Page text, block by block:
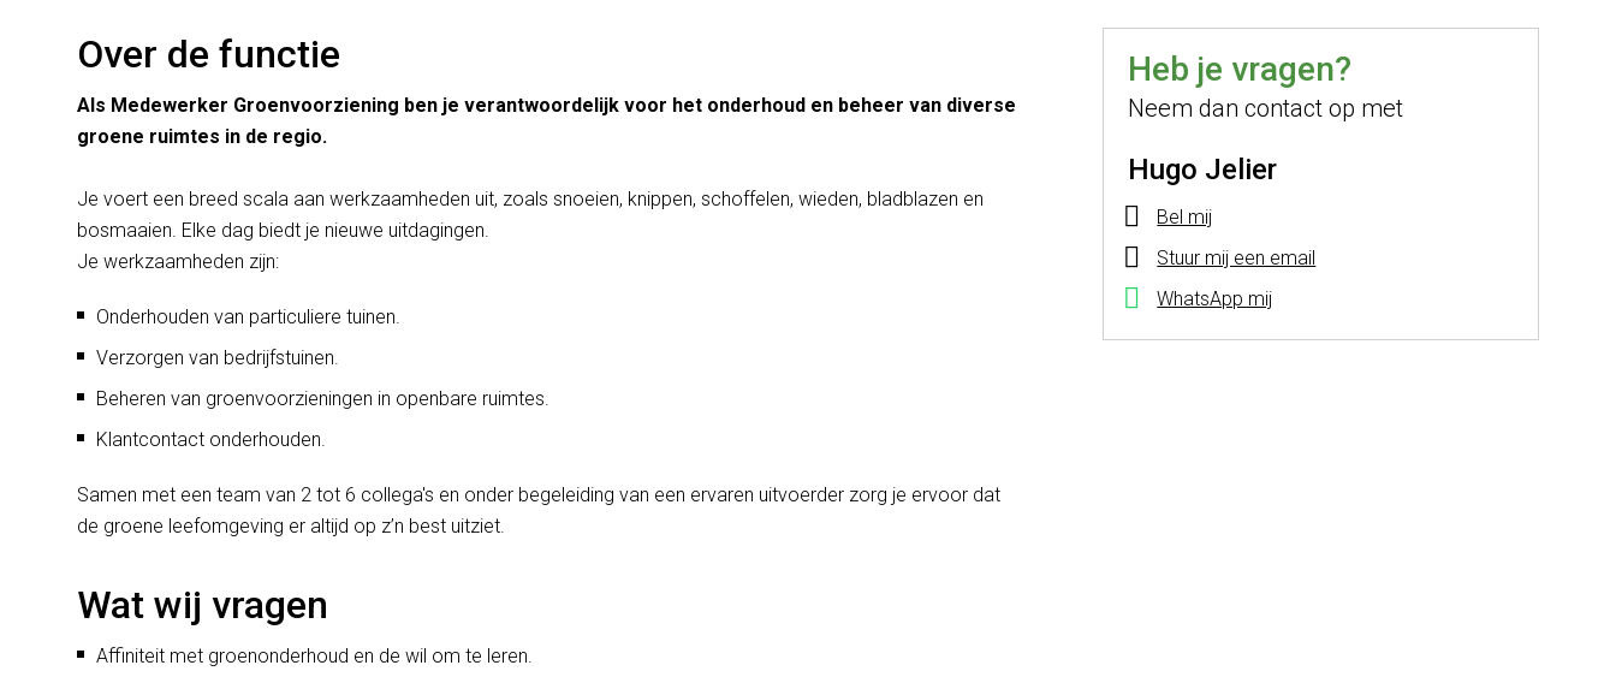
Over de functie
Als Medewerker Groenvoorziening ben je verantwoordelijk voor het onderhoud en beheer van diverse
groene ruimtes in de regio.
Je voert een breed scala aan werkzaamheden uit, zoals snoeien, knippen, schoffelen, wieden, bladblazen en
bosmaaien. Elke dag biedt je nieuwe uitdagingen.
Je werkzaamheden zijn:
Onderhouden van particuliere tuinen.
Verzorgen van bedrijfstuinen.
Beheren van groenvoorzieningen in openbare ruimtes.
Klantcontact onderhouden.
Samen met een team van 2 tot 6 collega's en onder begeleiding van een ervaren uitvoerder zorg je ervoor dat
de groene leefomgeving er altijd op z’n best uitziet.
Wat wij vragen
Affiniteit met groenonderhoud en de wil om te leren.
Heb je vragen?
Neem dan contact op met
Hugo Jelier
Bel mij
Stuur mij een email
WhatsApp mij